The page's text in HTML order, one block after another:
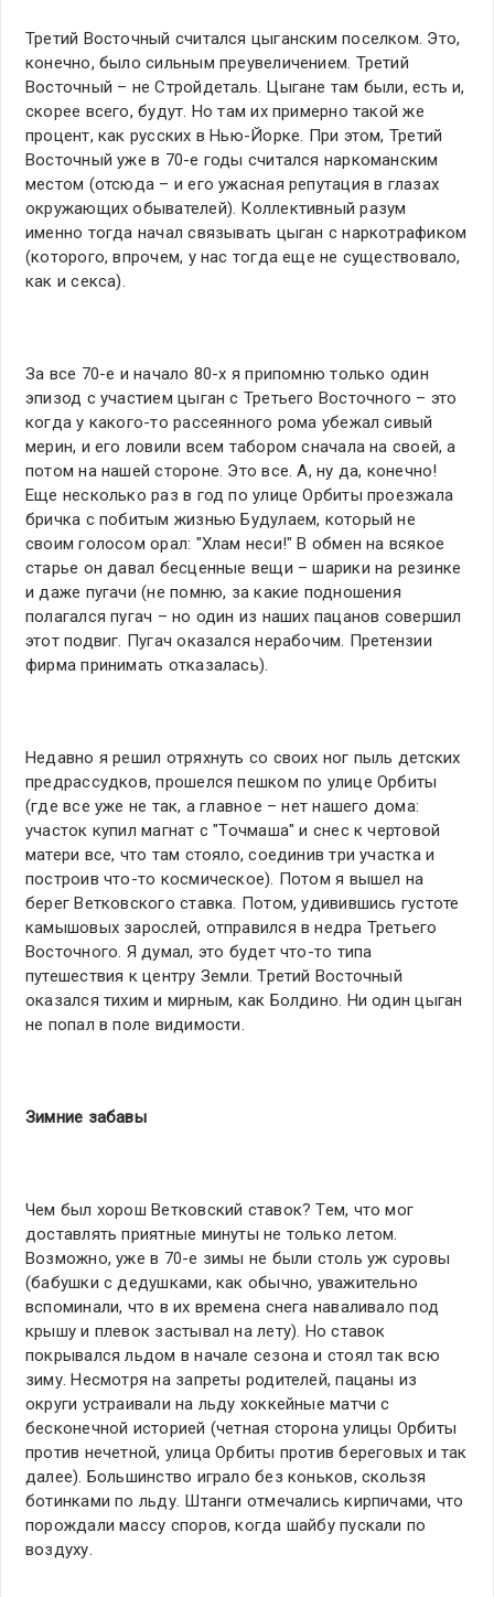
Третий Восточный считался цыганским поселком. Это,
конечно, было сильным преувеличением. Третий
Восточный – не Стройдеталь. Цыгане там были, есть и,
скорее всего, будут. Но там их примерно такой же
процент, как русских в Нью-Йорке. При этом, Третий
Восточный уже в 70-е годы считался наркоманским
местом (отсюда – и его ужасная репутация в глазах
окружающих обывателей). Коллективный разум
именно тогда начал связывать цыган с наркотрафиком
(которого, впрочем, у нас тогда еще не существовало,
как и секса).
За все 70-е и начало 80-х я припомню только один
эпизод с участием цыган с Третьего Восточного – это
когда у какого-то рассеянного рома убежал сивый
мерин, и его ловили всем табором сначала на своей, а
потом на нашей стороне. Это все. А, ну да, конечно!
Еще несколько раз в год по улице Орбиты проезжала
бричка с побитым жизнью Будулаем, который не
своим голосом орал: "Хлам неси!" В обмен на всякое
старье он давал бесценные вещи – шарики на резинке
и даже пугачи (не помню, за какие подношения
полагался пугач – но один из наших пацанов совершил
этот подвиг. Пугач оказался нерабочим. Претензии
фирма принимать отказалась).
Недавно я решил отряхнуть со своих ног пыль детских
предрассудков, прошелся пешком по улице Орбиты
(где все уже не так, а главное – нет нашего дома:
участок купил магнат с "Точмаша" и снес к чертовой
матери все, что там стояло, соединив три участка и
построив что-то космическое). Потом я вышел на
берег Ветковского ставка. Потом, удивившись густоте
камышовых зарослей, отправился в недра Третьего
Восточного. Я думал, это будет что-то типа
путешествия к центру Земли. Третий Восточный
оказался тихим и мирным, как Болдино. Ни один цыган
не попал в поле видимости.
Зимние забавы
Чем был хорош Ветковский ставок? Тем, что мог
доставлять приятные минуты не только летом.
Возможно, уже в 70-е зимы не были столь уж суровы
(бабушки с дедушками, как обычно, уважительно
вспоминали, что в их времена снега наваливало под
крышу и плевок застывал на лету). Но ставок
покрывался льдом в начале сезона и стоял так всю
зиму. Несмотря на запреты родителей, пацаны из
округи устраивали на льду хоккейные матчи с
бесконечной историей (четная сторона улицы Орбиты
против нечетной, улица Орбиты против береговых и так
далее). Большинство играло без коньков, скользя
ботинками по льду. Штанги отмечались кирпичами, что
порождали массу споров, когда шайбу пускали по
воздуху.